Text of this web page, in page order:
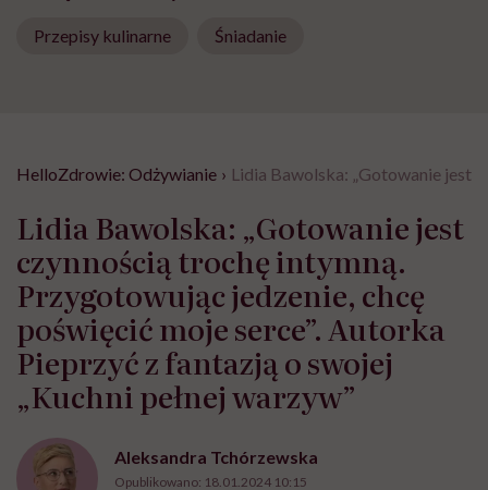
Przepisy kulinarne Śniadanie
HelloZdrowie: Odżywianie › Lidia Bawolska: „Gotowanie jest
Lidia Bawolska: „Gotowanie jest
czynnością trochę intymną.
Przygotowując jedzenie, chcę
poświęcić moje serce”. Autorka
Pieprzyć z fantazją o swojej
„Kuchni pełnej warzyw”
Aleksandra Tchórzewska
Opublikowano: 18.01.2024 10:15